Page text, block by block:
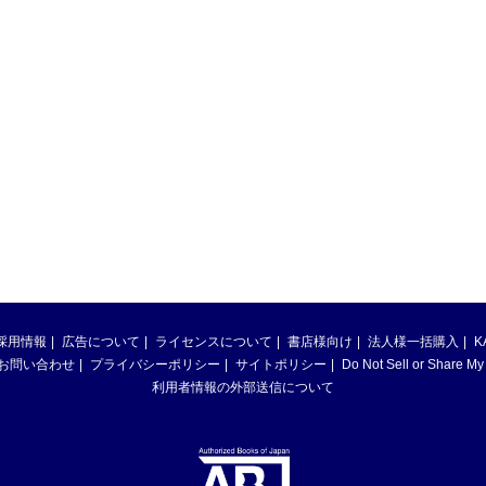
用情報 広告について ライセンスについて 書店様向け 法人様一括購入
問い合わせ プライバシーポリシー サイトポリシー
Do Not Sell or Share
利用者情報の外部送信について